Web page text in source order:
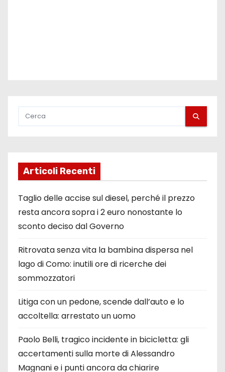
Articoli Recenti
Taglio delle accise sul diesel, perché il prezzo
resta ancora sopra i 2 euro nonostante lo
sconto deciso dal Governo
Ritrovata senza vita la bambina dispersa nel
lago di Como: inutili ore di ricerche dei
sommozzatori
Litiga con un pedone, scende dall’auto e lo
accoltella: arrestato un uomo
Paolo Belli, tragico incidente in bicicletta: gli
accertamenti sulla morte di Alessandro
Magnani e i punti ancora da chiarire